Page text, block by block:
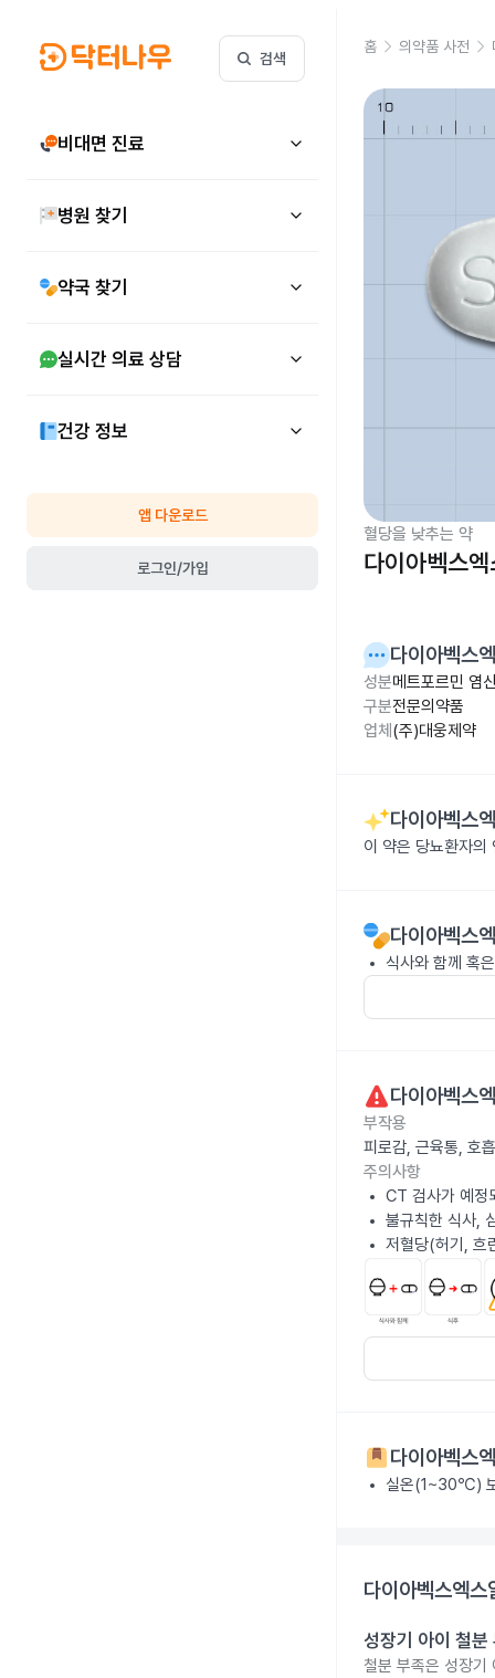
검색
비대면 진료
병원 찾기
약국 찾기
실시간 의료 상담
건강 정보
앱 다운로드
로그인/가입
홈 의약품 사전
혈당을 낮추는 약
다이아벡스
다이아벡스
성분메트포르민 염
구분전문의약품
업체 (주)대웅제약
다이아벡스
이 약은 당뇨환자의
다이아벡스
식사와 함께 혹
다이아벡스
부작용
피로감, 근육통, 호
주의사항
CT 검사가 예정
불규칙한 식사,
저혈당(허기, 흐
다이아벡스
실온(1~30℃)
다이아벡스엑
성장기 아이 철
철분 부족은 성장기